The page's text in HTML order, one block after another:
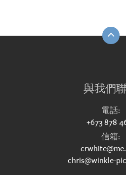
與我們
電話:
+673 878
信箱:
chris@winkle-